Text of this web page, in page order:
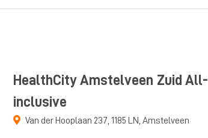
HealthCity Amstelveen Zuid All-
inclusive
Van der Hooplaan 237 1185 LN Amstelveen